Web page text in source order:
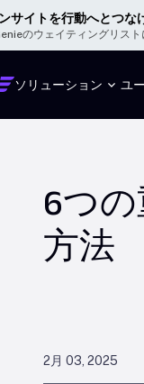
サイトを行動へとつな
のウェイティングリスト
ソリューション ユ
6つ
方法
2月 03, 2025